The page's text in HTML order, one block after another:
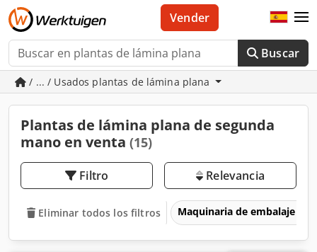
Buscar
Vender
/ ... / Usados plantas de lámina plana
Plantas de lámina plana de segunda
mano en venta (15)
Filtro Relevancia
Eliminar todos los filtros Maquinaria de embalaje